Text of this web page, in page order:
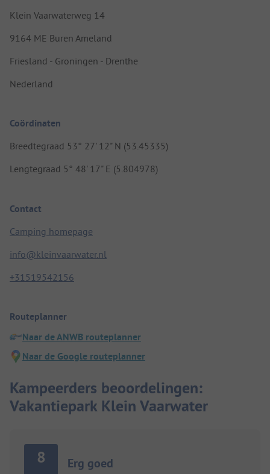
Klein Vaarwaterweg 14
9164 ME Buren Ameland
Friesland - Groningen - Drenthe
Nederland
Coördinaten
Breedtegraad 53° 27' 12" N (53.45335)
Lengtegraad 5° 48' 17" E (5.804978)
Contact
Camping homepage
info@kleinvaarwater.nl
+31519542156
Routeplanner
Naar de ANWB routeplanner
Naar de Google routeplanner
Kampeerders beoordelingen:
Vakantiepark Klein Vaarwater
8 Erg goed